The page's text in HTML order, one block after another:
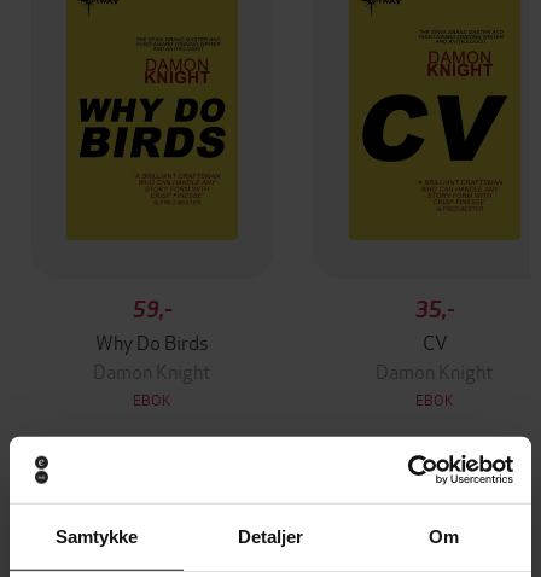
Samtykke Detaljer Om
59,-
Why Do Birds
Damon Knight
EBOK
35,-
CV
Damon Knight
EBOK
Andre har også kjøpt